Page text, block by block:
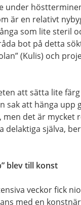
under
är en relativt
som lite steril
bot på detta
(Kulis) och
att sätta lite
sak att hänga upp
men det är mycket
delaktiga själva,
blev till konst
veckor fick
med en